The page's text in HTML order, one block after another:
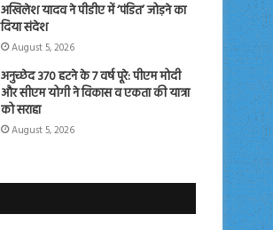
अखिलेश यादव ने पीडीए में ‘पंडित’ जोड़ने का
दिया संदेश
August 5, 2026
अनुच्छेद 370 हटने के 7 वर्ष पूरे: पीएम मोदी
और सीएम योगी ने विकास व एकता की यात्रा
को सराहा
August 5, 2026